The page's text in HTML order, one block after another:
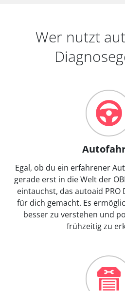
Wer nutzt
Egal, ob du ein erfahrener
gerade erst in die Welt der
eintauchst, das autoaid PRO
für dich gemacht. Es
besser zu verstehen und
frühzeitig zu